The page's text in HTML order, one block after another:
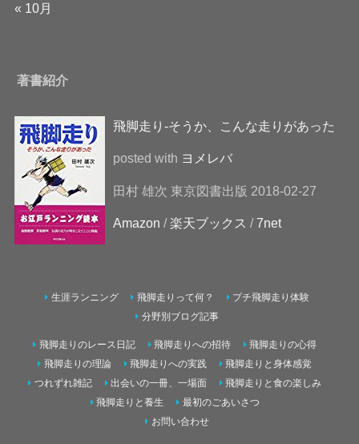
« 10月
著書紹介
飛脚走り-そうか、こんな走りがあった
posted with ヨメレバ
田村 雄次 東京図書出版 2018-02-27
Amazon /楽天ブックス /7net
生涯ランニング 飛脚走りって何？
プチ飛脚走り体験
分野別ブログ記事
飛脚走りのレース日記 飛脚走りへの招待
飛脚走りの心得
飛脚走りの理論
飛脚走りへの実践
飛脚走りと身体感覚
つれずれ雑記
出会いの一冊、一場面
飛脚走りと食の楽しみ
飛脚走りと養生
最初のごあいさつ
お問い合わせ